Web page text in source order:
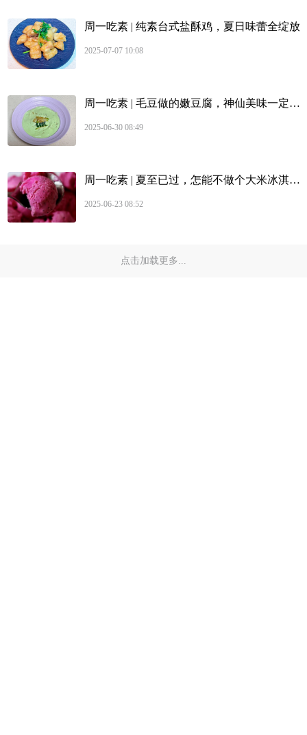
周一吃素 | 纯素台式盐酥鸡，夏日味蕾全绽放
2025-07-07 10:08
周一吃素 | 毛豆做的嫩豆腐，神仙美味一定要试试
2025-06-30 08:49
周一吃素 | 夏至已过，怎能不做个大米冰淇淋一饱口福呢？
2025-06-23 08:52
点击加载更多...